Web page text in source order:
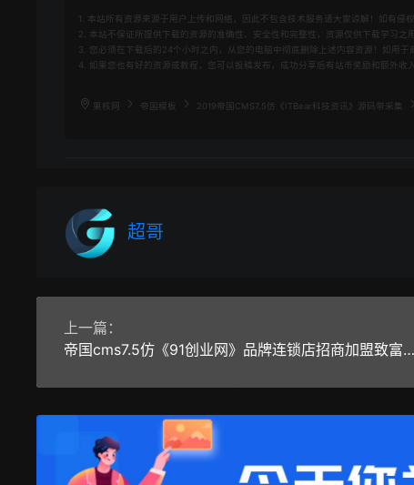
1. 本站所有资源来源于用户上传和网络，因此不包含技术服务请大家谅解！如有侵
2. 本站不保证所提供下载的资源的准确性、安全性和完整性，资源仅供下载学习之
3. 您必须在下载后的24个小时之内，从您的电脑中彻底删除上述内容资源！如用于
4. 如果您也有好的资源或教程，您可以投稿发布，成功分享后有站币奖励和额外收入
果核网 帝国模板 2019帝国CMS7.5仿《ITBear科技资讯》源码带采集
超哥
上一篇：
帝国cms7.5仿《91创业网》品牌连锁店招商加盟致富商机网站源码